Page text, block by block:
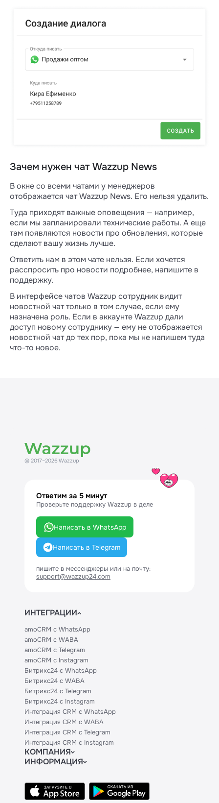
Зачем нужен чат Wazzup News
В окне со всеми чатами у менеджеров
отображается чат Wazzup News. Его нельзя удалить.
Туда приходят важные оповещения — например,
если мы запланировали технические работы. А еще
там появляются новости про обновления, которые
сделают вашу жизнь лучше.
Ответить нам в этом чате нельзя. Если хочется
расспросить про новости подробнее, напишите в
поддержку.
В интерфейсе чатов Wazzup сотрудник видит
новостной чат только в том случае, если ему
назначена роль. Если в аккаунте Wazzup дали
доступ новому сотруднику — ему не отображается
новостной чат до тех пор, пока мы не напишем туда
что-то новое.
© 2017–2026 Wazzup
Ответим за 5 минут
Проверьте поддержку Wazzup в деле
Написать в WhatsApp
Написать в Telegram
пишите в мессенджеры или на почту:
support@wazzup24.com
ИНТЕГРАЦИИ
amoCRM с WhatsApp
amoCRM с WABA
amoCRM с Telegram
amoCRM с Instagram
Битрикс24 с WhatsApp
Битрикс24 с WABA
Битрикс24 с Telegram
Битрикс24 с Instagram
Интеграция CRM с WhatsApp
Интеграция CRM с WABA
Интеграция CRM с Telegram
Интеграция CRM с Instagram
КОМПАНИЯ
Блог
Контакты
Политики и соглашения
ИНФОРМАЦИЯ
Техническим партнерам
Тарифы